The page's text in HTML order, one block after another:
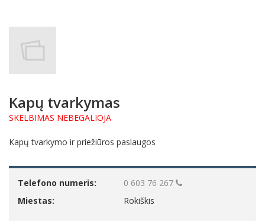
Kapų tvarkymas
SKELBIMAS NEBEGALIOJA
Kapų tvarkymo ir priežiūros paslaugos
Telefono numeris:
0 603 76 267
Miestas:
Rokiškis